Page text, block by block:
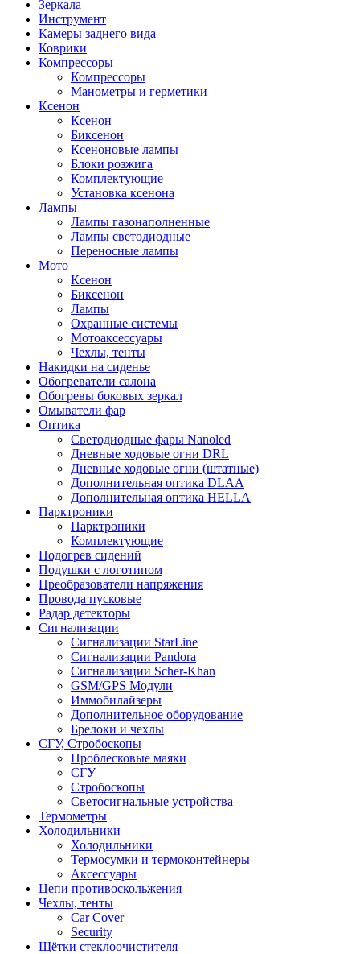
Зеркала
Инструмент
Камеры заднего вида
Коврики
Компрессоры
Компрессоры
Манометры и герметики
Ксенон
Ксенон
Биксенон
Ксеноновые лампы
Блоки розжига
Комплектующие
Установка ксенона
Лампы
Лампы газонаполненные
Лампы светодиодные
Переносные лампы
Мото
Ксенон
Биксенон
Лампы
Охранные системы
Мотоаксессуары
Чехлы, тенты
Накидки на сиденье
Обогреватели салона
Обогревы боковых зеркал
Омыватели фар
Оптика
Светодиодные фары Nanoled
Дневные ходовые огни DRL
Дневные ходовые огни (штатные)
Дополнительная оптика DLAA
Дополнительная оптика HELLA
Парктроники
Парктроники
Комплектующие
Подогрев сидений
Подушки с логотипом
Преобразователи напряжения
Провода пусковые
Радар детекторы
Сигнализации
Сигнализации StarLine
Сигнализации Pandora
Сигнализации Scher-Khan
GSM/GPS Модули
Иммобилайзеры
Дополнительное оборудование
Брелоки и чехлы
СГУ, Стробоскопы
Проблесковые маяки
СГУ
Стробоскопы
Светосигнальные устройства
Термометры
Холодильники
Холодильники
Термосумки и термоконтейнеры
Аксессуары
Цепи противоскольжения
Чехлы, тенты
Car Cover
Security
Щётки стеклоочистителя